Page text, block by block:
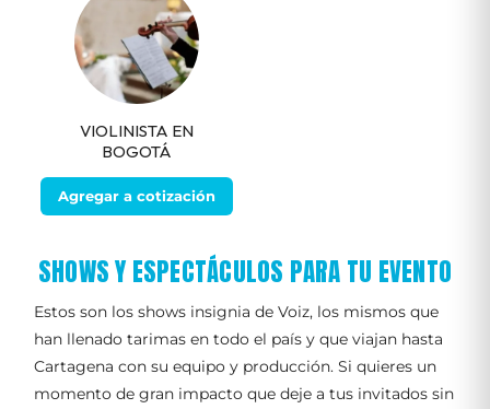
VIOLINISTA EN
BOGOTÁ
Agregar a cotización
SHOWS Y ESPECTÁCULOS PARA TU EVENTO
Estos son los shows insignia de Voiz, los mismos que
han llenado tarimas en todo el país y que viajan hasta
Cartagena con su equipo y producción. Si quieres un
momento de gran impacto que deje a tus invitados sin